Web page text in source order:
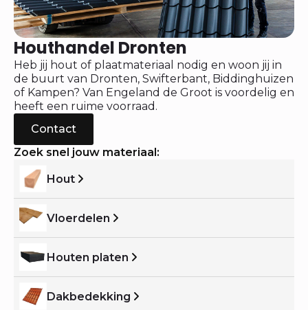
Houthandel Dronten
Heb jij hout of plaatmateriaal nodig en woon jij in
de buurt van Dronten, Swifterbant, Biddinghuizen
of Kampen? Van Engeland de Groot is voordelig en
heeft een ruime voorraad.
Contact
Zoek snel jouw materiaal:
Hout
Vloerdelen
Houten platen
Dakbedekking